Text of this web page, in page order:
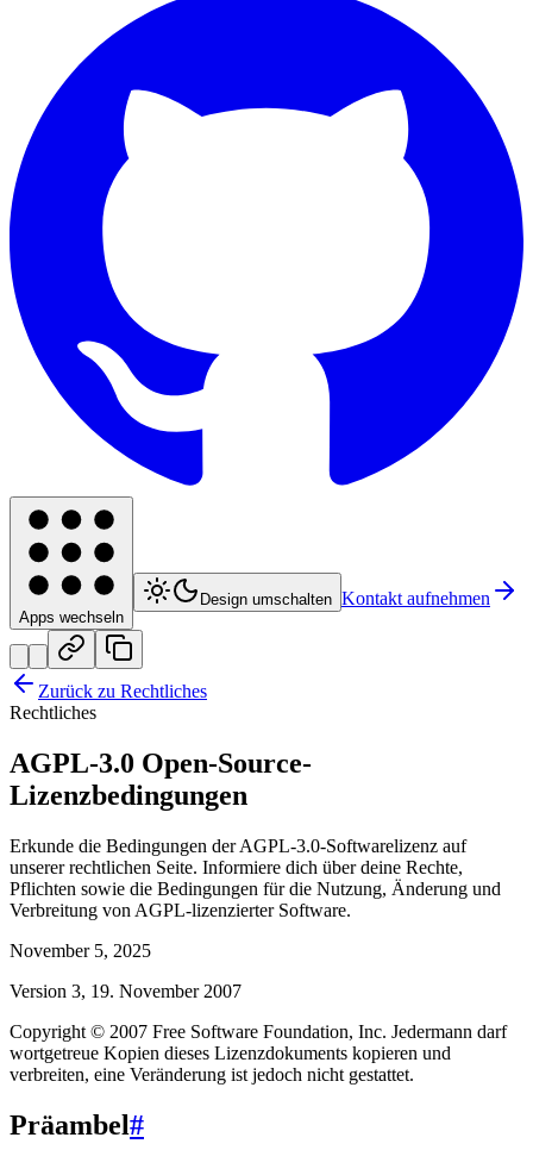
Apps wechseln
Design umschalten Kontakt aufnehmen
Zurück zu Rechtliches
Rechtliches
AGPL-3.0 Open-Source-
Lizenzbedingungen
Erkunde die Bedingungen der AGPL-3.0-Softwarelizenz auf
unserer rechtlichen Seite. Informiere dich über deine Rechte,
Pflichten sowie die Bedingungen für die Nutzung, Änderung und
Verbreitung von AGPL-lizenzierter Software.
November 5, 2025
Version 3, 19. November 2007
Copyright © 2007 Free Software Foundation, Inc. Jedermann darf
wortgetreue Kopien dieses Lizenzdokuments kopieren und
verbreiten, eine Veränderung ist jedoch nicht gestattet.
Präambel#